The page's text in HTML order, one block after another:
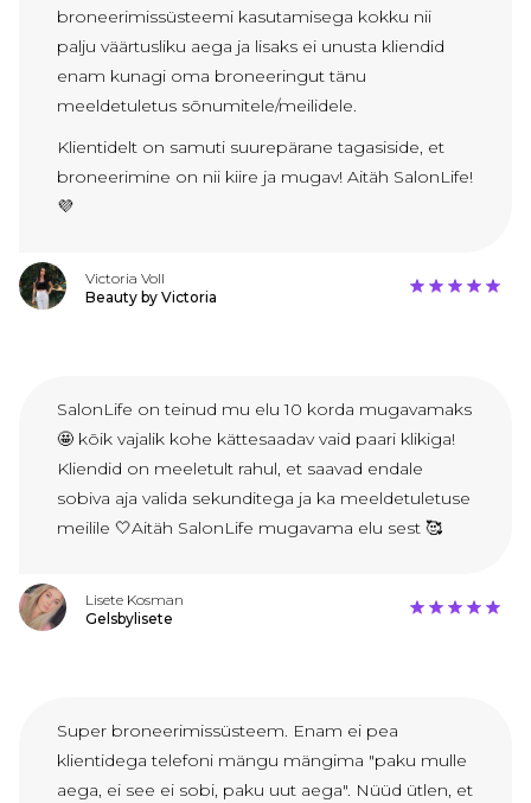
broneerimissüsteemi kasutamisega kokku nii
palju väärtusliku aega ja lisaks ei unusta kliendid
enam kunagi oma broneeringut tänu
meeldetuletus sõnumitele/meilidele.
Klientidelt on samuti suurepärane tagasiside, et
broneerimine on nii kiire ja mugav! Aitäh SalonLife!
💜
Victoria Voll
Beauty by Victoria
SalonLife on teinud mu elu 10 korda mugavamaks
🤩 kõik vajalik kohe kättesaadav vaid paari klikiga!
Kliendid on meeletult rahul, et saavad endale
sobiva aja valida sekunditega ja ka meeldetuletuse
meilile 🤍Aitäh SalonLife mugavama elu sest 🥰
Lisete Kosman
Gelsbylisete
Super broneerimissüsteem. Enam ei pea
klientidega telefoni mängu mängima "paku mulle
aega, ei see ei sobi, paku uut aega". Nüüd ütlen, et